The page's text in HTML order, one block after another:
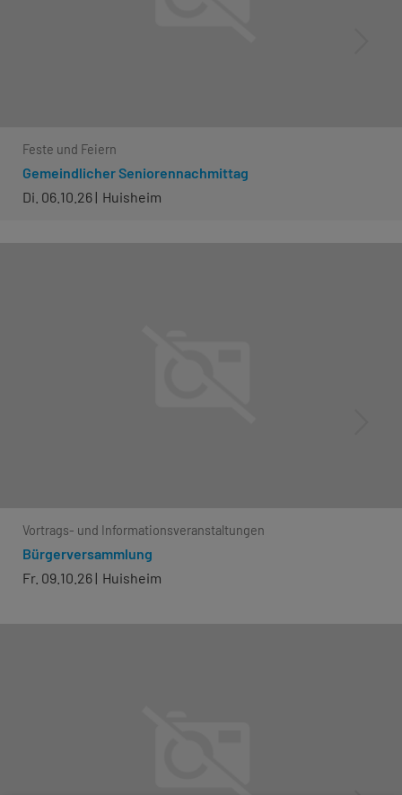
Feste und Feiern
Gemeindlicher Seniorennachmittag
Di. 06.10.26
Huisheim
Vortrags- und Informationsveranstaltungen
Bürgerversammlung
Fr. 09.10.26
Huisheim